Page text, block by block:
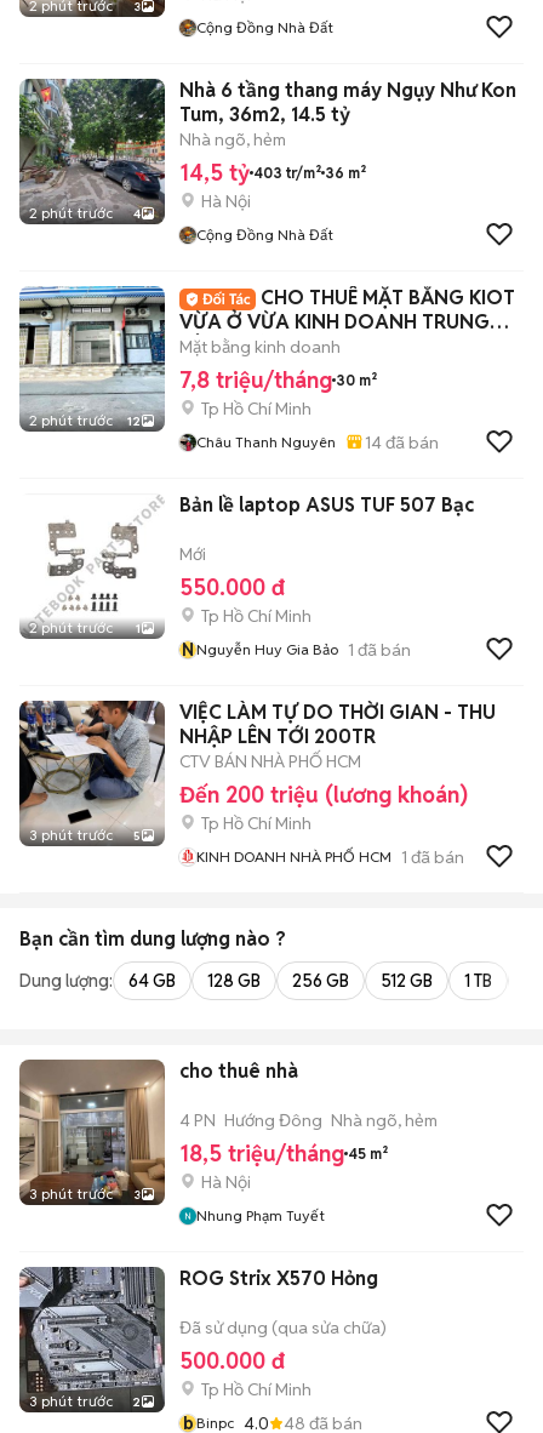
2 phút trước 3
Cộng Đồng Nhà Đất
2 phút trước 4
Nhà 6 tầng thang máy Ngụy Như Kon
Tum, 36m2, 14.5 tỷ
Nhà ngõ, hẻm
14,5 tỷ 403 tr/m² 36 m²
Hà Nội
Cộng Đồng Nhà Đất
2 phút trước 12
CHO THUÊ MẶT BẰNG KIOT
VỪA Ở VỪA KINH DOANH TRUNG
TÂM QUẬN 7
Mặt bằng kinh doanh
7,8 triệu/tháng 30 m²
Tp Hồ Chí Minh
Châu Thanh Nguyên 14đã bán
2 phút trước 1
Bản lề laptop ASUS TUF 507 Bạc
Mới
550.000 đ
Tp Hồ Chí Minh
NNguyễn Huy Gia Bảo 1 đã bán
3 phút trước 5
VIỆC LÀM TỰ DO THỜI GIAN - THU
NHẬP LÊN TỚI 200TR
CTV BÁN NHÀ PHỐ HCM
Đến 200 triệu (lương khoán)
Tp Hồ Chí Minh
KINH DOANH NHÀ PHỐ HCM 1 đã bán
Bạn cần tìm dung lượng nào ?
Dung lượng: 64 GB 128 GB 256 GB 512 GB 1 TB
3 phút trước 3
cho thuê nhà
4 PN Hướng Đông Nhà ngõ, hẻm
18,5 triệu/tháng 45 m²
Hà Nội
Nhung Phạm Tuyết
3 phút trước 2
ROG Strix X570 Hỏng
Đã sử dụng (qua sửa chữa)
500.000 đ
Tp Hồ Chí Minh
bBinpc 4.0 48 đã bán